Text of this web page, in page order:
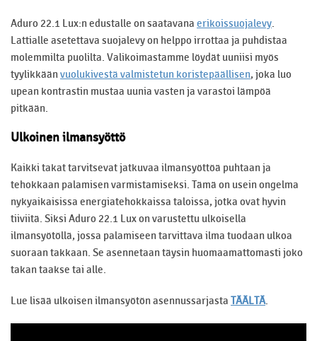
Aduro 22.1 Lux:n edustalle on saatavana erikoissuojalevy.
Lattialle asetettava suojalevy on helppo irrottaa ja puhdistaa
molemmilta puolilta. Valikoimastamme löydät uuniisi myös
tyylikkäänvuolukivestä valmistetun koristepäällisen, joka luo
upean kontrastin mustaa uunia vasten ja varastoi lämpöä
pitkään.
Ulkoinen ilmansyöttö
Kaikki takat tarvitsevat jatkuvaa ilmansyöttöä puhtaan ja
tehokkaan palamisen varmistamiseksi. Tämä on usein ongelma
nykyaikaisissa energiatehokkaissa taloissa, jotka ovat hyvin
tiiviitä. Siksi Aduro 22.1 Lux on varustettu ulkoisella
ilmansyötöllä, jossa palamiseen tarvittava ilma tuodaan ulkoa
suoraan takkaan. Se asennetaan täysin huomaamattomasti joko
takan taakse tai alle.
Lue lisää ulkoisen ilmansyötön asennussarjasta TÄÄLTÄ.